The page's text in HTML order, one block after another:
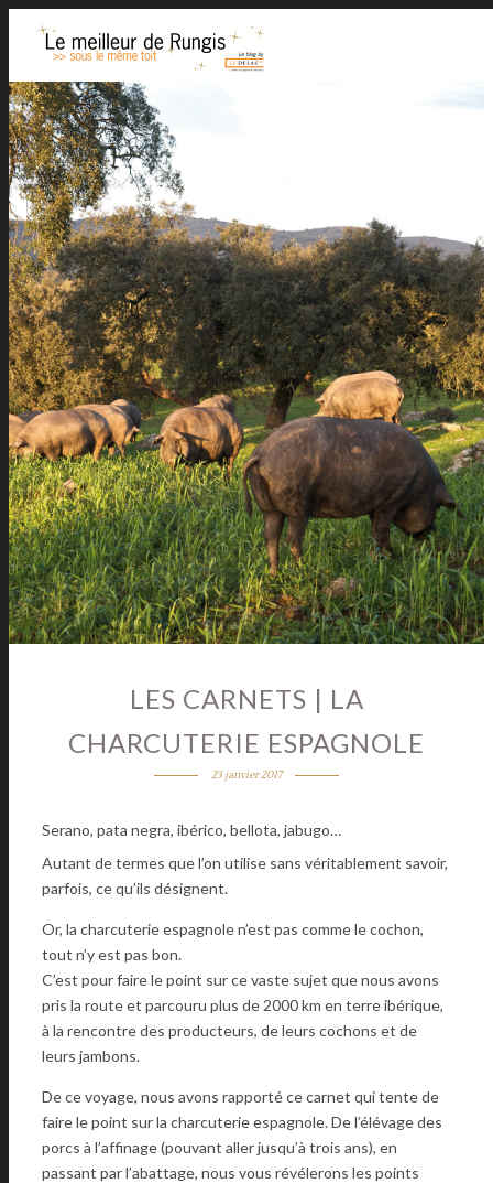
LES CARNETS | LA
CHARCUTERIE ESPAGNOLE
23 janvier 2017
Serano, pata negra, ibérico, bellota, jabugo…
Autant de termes que l’on utilise sans véritablement savoir,
parfois, ce qu’ils désignent.
Or, la charcuterie espagnole n’est pas comme le cochon,
tout n’y est pas bon.
C’est pour faire le point sur ce vaste sujet que nous avons
pris la route et parcouru plus de 2000 km en terre ibérique,
à la rencontre des producteurs, de leurs cochons et de
leurs jambons.
De ce voyage, nous avons rapporté ce carnet qui tente de
faire le point sur la charcuterie espagnole. De l’élévage des
porcs à l’affinage (pouvant aller jusqu’à trois ans), en
passant par l’abattage, nous vous révélerons les points